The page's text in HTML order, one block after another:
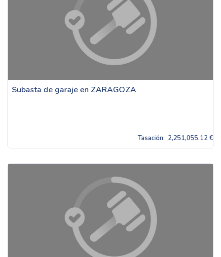
Subasta de garaje en ZARAGOZA
Tasación: 2,251,055.12 €